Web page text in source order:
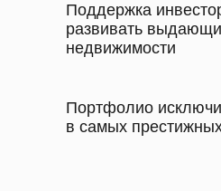
Поддержка
развивать
недвижимости
Портфолио
в самых